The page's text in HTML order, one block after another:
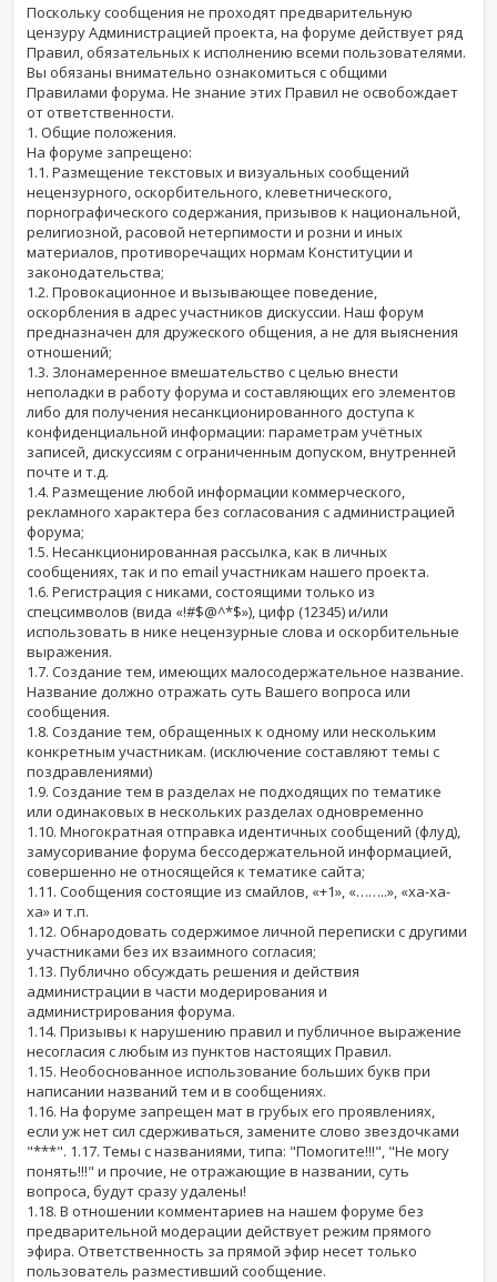
Поскольку сообщения не проходят предварительную
цензуру Администрацией проекта, на форуме действует ряд
Правил, обязательных к исполнению всеми пользователями.
Вы обязаны внимательно ознакомиться с общими
Правилами форума. Не знание этих Правил не освобождает
от ответственности.
1. Общие положения.
На форуме запрещено:
1.1. Размещение текстовых и визуальных сообщений
нецензурного, оскорбительного, клеветнического,
порнографического содержания, призывов к национальной,
религиозной, расовой нетерпимости и розни и иных
материалов, противоречащих нормам Конституции и
законодательства;
1.2. Провокационное и вызывающее поведение,
оскорбления в адрес участников дискуссии. Наш форум
предназначен для дружеского общения, а не для выяснения
отношений;
1.3. Злонамеренное вмешательство с целью внести
неполадки в работу форума и составляющих его элементов
либо для получения несанкционированного доступа к
конфиденциальной информации: параметрам учётных
записей, дискуссиям с ограниченным допуском, внутренней
почте и т.д.
1.4. Размещение любой информации коммерческого,
рекламного характера без согласования с администрацией
форума;
1.5. Несанкционированная рассылка, как в личных
сообщениях, так и по email участникам нашего проекта.
1.6. Регистрация с никами, состоящими только из
спецсимволов (вида «!#$@^*$»), цифр (12345) и/или
использовать в нике нецензурные слова и оскорбительные
выражения.
1.7. Создание тем, имеющих малосодержательное название.
Название должно отражать суть Вашего вопроса или
сообщения.
1.8. Создание тем, обращенных к одному или нескольким
конкретным участникам. (исключение составляют темы с
поздравлениями)
1.9. Создание тем в разделах не подходящих по тематике
или одинаковых в нескольких разделах одновременно
1.10. Многократная отправка идентичных сообщений (флуд),
замусоривание форума бессодержательной информацией,
совершенно не относящейся к тематике сайта;
1.11. Сообщения состоящие из смайлов, «+1», «……..», «ха-ха-
ха» и т.п.
1.12. Обнародовать содержимое личной переписки с другими
участниками без их взаимного согласия;
1.13. Публично обсуждать решения и действия
администрации в части модерирования и
администрирования форума.
1.14. Призывы к нарушению правил и публичное выражение
несогласия с любым из пунктов настоящих Правил.
1.15. Необоснованное использование больших букв при
написании названий тем и в сообщениях.
1.16. На форуме запрещен мат в грубых его проявлениях,
если уж нет сил сдерживаться, замените слово звездочками
"***". 1.17. Темы с названиями, типа: "Помогите!!!", "Не могу
понять!!!" и прочие, не отражающие в названии, суть
вопроса, будут сразу удалены!
1.18. В отношении комментариев на нашем форуме без
предварительной модерации действует режим прямого
эфира. Ответственность за прямой эфир несет только
пользователь разместивший сообщение.